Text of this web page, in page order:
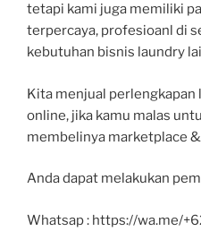
tetapi kami juga memiliki
terpercaya, profesioanl di
kebutuhan bisnis laundry
Kita menjual perlengkapan
online, jika kamu malas
membelinya marketplace
Anda dapat melakukan
Whatsap : https://wa.me/